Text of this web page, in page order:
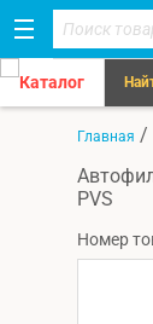
Каталог
Главная /
PVS
Номер